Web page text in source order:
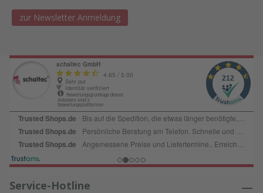
zur Newsletter Anmeldung
Service-Hotline